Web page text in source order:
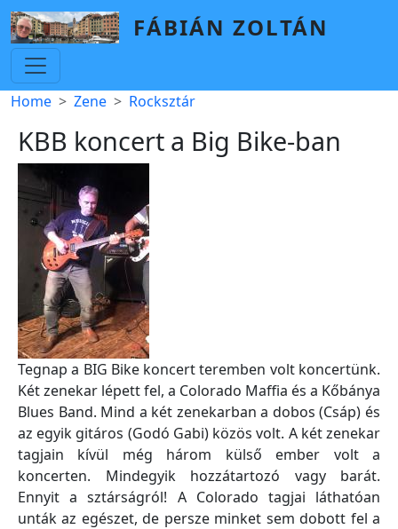
Skip to main content
FÁBIÁN ZOLTÁN
Breadcrumb
Home Zene Rocksztár
KBB koncert a Big Bike-ban
Tegnap a BIG Bike koncert teremben volt koncertünk.
Két zenekar lépett fel, a Colorado Maffia és a Kőbánya
Blues Band. Mind a két zenekarban a dobos (Csáp) és
az egyik gitáros (Godó Gabi) közös volt. A két zenekar
tagjain kívül még három külső ember volt a
koncerten. Mindegyik hozzátartozó vagy barát.
Ennyit a sztárságról! A Colorado tagjai láthatóan
unták az egészet, de persze minket sem dobott fel a